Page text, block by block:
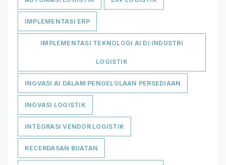
IMPLEMENTASI ERP
IMPLEMENTASI TEKNOLOGI AI DI INDUSTRI
LOGISTIK
INOVASI AI DALAM PENGELOLAAN PERSEDIAAN
INOVASI LOGISTIK
INTEGRASI VENDOR LOGISTIK
KECERDASAN BUATAN